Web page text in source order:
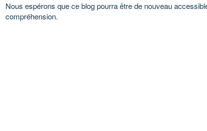
Nous espérons que ce blog pourra être de nouveau
compréhension.